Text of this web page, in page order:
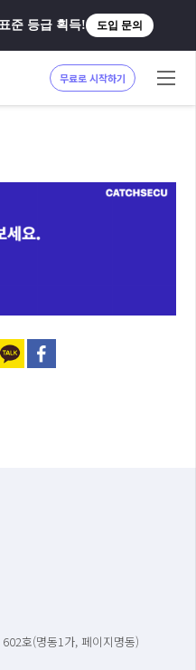
준 등급 획득! 도입 문의
무료로 시작하기
호(명동1가, 페이지명동)